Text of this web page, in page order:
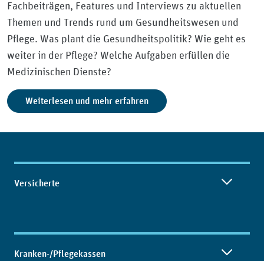
Fachbeiträgen, Features und Interviews zu aktuellen
Themen und Trends rund um Gesundheitswesen und
Pflege. Was plant die Gesundheitspolitik? Wie geht es
weiter in der Pflege? Welche Aufgaben erfüllen die
Medizinischen Dienste?
Weiterlesen und mehr erfahren
Inhaltsübersicht
Versicherte
Kranken-/Pflegekassen